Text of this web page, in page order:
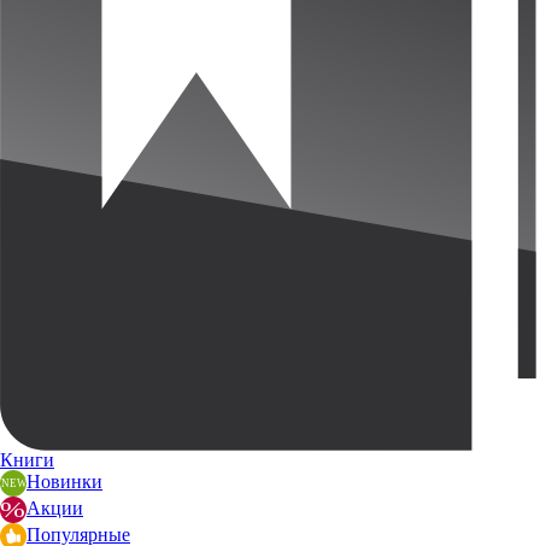
Книги
Новинки
Акции
Популярные